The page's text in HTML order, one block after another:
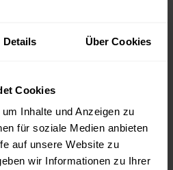
Details Über Cookies
Cookies
Inhalte und Anzeigen zu
für soziale Medien anbieten
auf unsere Website zu
wir Informationen zu Ihrer
154,90 €
153,18 €
153,18 €